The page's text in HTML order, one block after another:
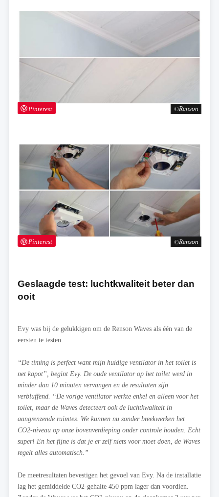
Renson
Pinterest
Renson
Pinterest
Geslaagde test: luchtkwaliteit beter dan
ooit
Evy was bij de gelukkigen om de Renson Waves als één van de
eersten te testen.
“De timing is perfect want mijn huidige ventilator in het toilet is
net kapot”, begint Evy. De oude ventilator op het toilet werd in
minder dan 10 minuten vervangen en de resultaten zijn
verbluffend. “De vorige ventilator werkte enkel en alleen voor het
toilet, maar de Waves detecteert ook de luchtkwaliteit in
aangrenzende ruimtes. We kunnen nu zonder breekwerken het
CO2-niveau op onze bovenverdieping onder controle houden. Echt
super! En het fijne is dat je er zelf niets voor moet doen, de Waves
regelt alles automatisch.”
De meetresultaten bevestigen het gevoel van Evy. Na de installatie
lag het gemiddelde CO2-gehalte 450 ppm lager dan voordien.